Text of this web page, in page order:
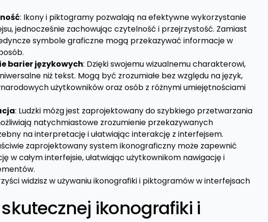
: Ikony i piktogramy pozwalają na efektywne wykorzystanie
jednocześnie zachowując czytelność i przejrzystość. Zamiast
symbole graficzne mogą przekazywać informacje w
barier językowych: Dzięki swojemu wizualnemu charakterowi,
niż tekst. Mogą być zrozumiałe bez względu na język,
użytkowników oraz osób z różnymi umiejętnościami
: Ludzki mózg jest zaprojektowany do szybkiego przetwarzania
natychmiastowe zrozumienie przekazywanych
na interpretację i ułatwiając interakcję z interfejsem.
zaprojektowany system ikonograficzny może zapewnić
w całym interfejsie, ułatwiając użytkownikom nawigację i
widzisz w używaniu ikonografiki i piktogramów w interfejsach
ikonografiki i